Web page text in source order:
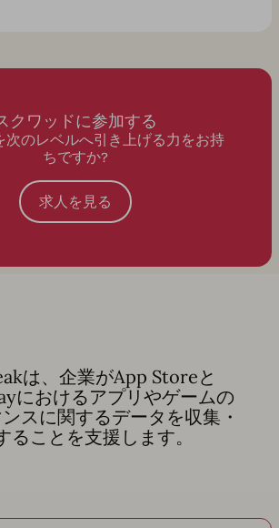
クワッドに参加する
次のレベルへ引き上げる力をお持
ちですか?
求人を見る
は、企業がApp Storeと
におけるアプリやゲームの
スに関するデータを収集・
ることを支援します。